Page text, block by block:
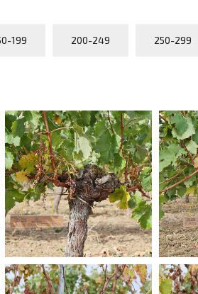
199 200-249 250-299